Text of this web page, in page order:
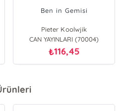
Ben in Gemisi
Pieter Koolwjik
CAN YAYINLARI (70004)
₺116,45